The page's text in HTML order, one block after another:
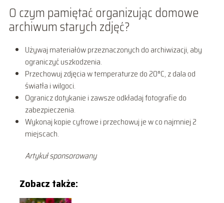
O czym pamiętać organizując domowe
archiwum starych zdjęć?
Używaj materiałów przeznaczonych do archiwizacji, aby
ograniczyć uszkodzenia.
Przechowuj zdjęcia w temperaturze do 20°C, z dala od
światła i wilgoci.
Ogranicz dotykanie i zawsze odkładaj fotografie do
zabezpieczenia.
Wykonaj kopie cyfrowe i przechowuj je w co najmniej 2
miejscach.
Artykuł sponsorowany
Zobacz także: